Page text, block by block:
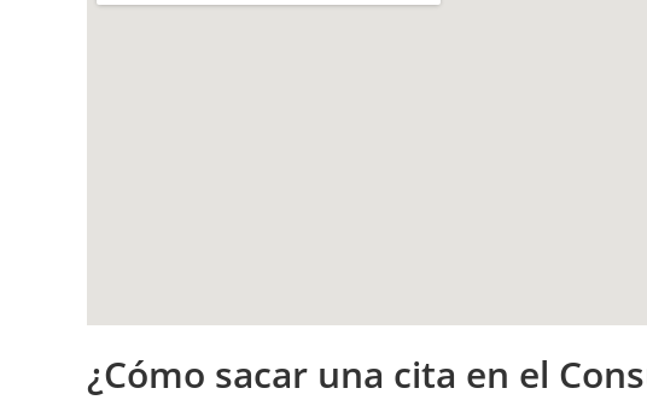
¿Cómo sacar una cita en el